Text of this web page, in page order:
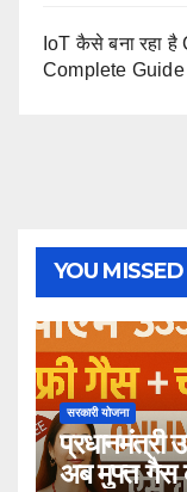
IoT कैसे बना रहा
Complete Guide
YOU MISSED
सरकारी योजना
प्रधानमंत्री
अब मुफ्त गैस